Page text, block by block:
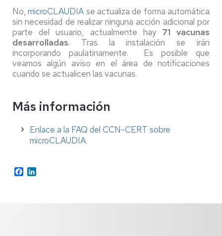
No,microCLAUDIA se actualiza de forma automática
sin necesidad de realizar ninguna acción adicional por
parte del usuario, actualmente hay 71 vacunas
desarrolladas. Tras la instalación se irán
incorporando paulatinamente. Es posible que
veamos algún aviso en el área de notificaciones
cuando se actualicen las vacunas.
Más información
Enlace a la FAQ del CCN-CERT sobre
microCLAUDIA.
Facebook